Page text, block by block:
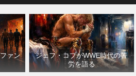
ァン
ジェフ・コブがWWE時代の苦
労を語る